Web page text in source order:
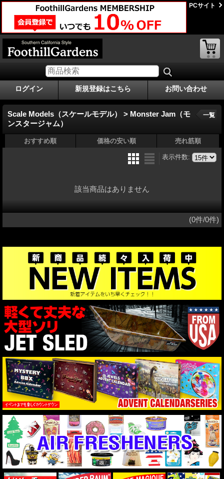
PCサイト
ログイン 新規登録はこちら お問い合わせ
Scale Models（スケールモデル） > Monster Jam（モ
ンスタージャム）
一覧
おすすめ順 価格の安い順 売れ筋順
表示件数:
該当商品はありません
(0件/0件)